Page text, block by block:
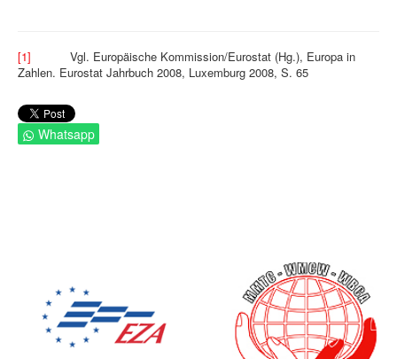
[1] Vgl. Europäische Kommission/Eurostat (Hg.), Europa in
Zahlen. Eurostat Jahrbuch 2008, Luxemburg 2008, S. 65
Whatsapp